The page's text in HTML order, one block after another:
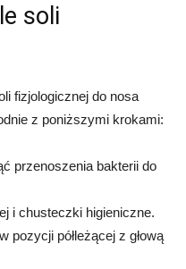
soli
fizjologicznej do nosa
z poniższymi krokami:
przenoszenia bakterii do
i chusteczki higieniczne.
pozycji półleżącej z głową